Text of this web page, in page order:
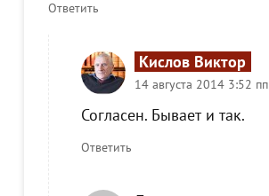
Ответить
Кислов Виктор
14 августа 2014 3:52 пп
Согласен. Бывает и так.
Ответить